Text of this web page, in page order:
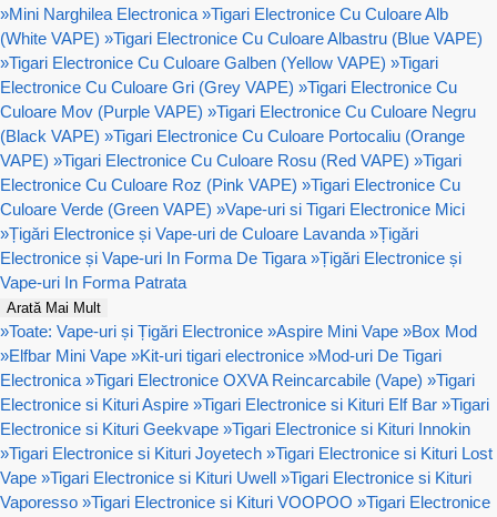
»Mini Narghilea Electronica »Tigari Electronice Cu Culoare Alb
(White VAPE) »Tigari Electronice Cu Culoare Albastru (Blue VAPE)
»Tigari Electronice Cu Culoare Galben (Yellow VAPE) »Tigari
Electronice Cu Culoare Gri (Grey VAPE) »Tigari Electronice Cu
Culoare Mov (Purple VAPE) »Tigari Electronice Cu Culoare Negru
(Black VAPE) »Tigari Electronice Cu Culoare Portocaliu (Orange
VAPE) »Tigari Electronice Cu Culoare Rosu (Red VAPE) »Tigari
Electronice Cu Culoare Roz (Pink VAPE) »Tigari Electronice Cu
Culoare Verde (Green VAPE) »Vape-uri si Tigari Electronice Mici
»Țigări Electronice și Vape-uri de Culoare Lavanda »Țigări
Electronice și Vape-uri In Forma De Tigara »Țigări Electronice și
Vape-uri In Forma Patrata
Arată Mai Mult
»Toate: Vape-uri și Țigări Electronice »Aspire Mini Vape »Box Mod
»Elfbar Mini Vape »Kit-uri tigari electronice »Mod-uri De Tigari
Electronica »Tigari Electronice OXVA Reincarcabile (Vape) »Tigari
Electronice si Kituri Aspire »Tigari Electronice si Kituri Elf Bar »Tigari
Electronice si Kituri Geekvape »Tigari Electronice si Kituri Innokin
»Tigari Electronice si Kituri Joyetech »Tigari Electronice si Kituri Lost
Vape »Tigari Electronice si Kituri Uwell »Tigari Electronice si Kituri
Vaporesso »Tigari Electronice si Kituri VOOPOO »Tigari Electronice